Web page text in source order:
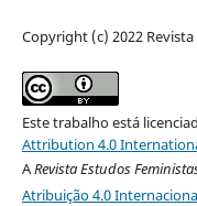
Copyright (c) 2022
Este trabalho está
Attribution 4.0
ARevista Estudos
Atribuição 4.0